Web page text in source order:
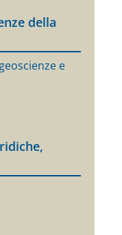
della
e